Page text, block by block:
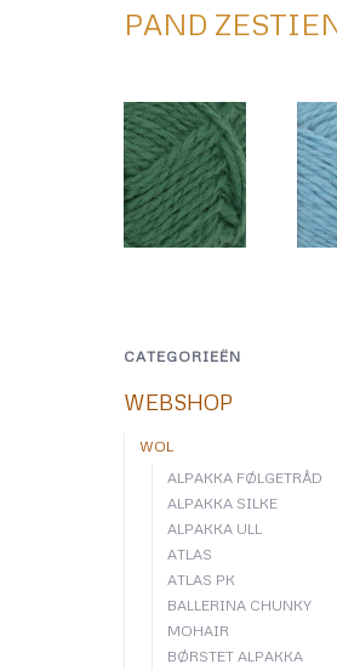
PAND
CATEGORIEËN
WEBSHOP
WOL
ALPAKKA FØLGETRÅD
ALPAKKA SILKE
ALPAKKA ULL
ATLAS
ATLAS PK
BALLERINA CHUNKY
MOHAIR
BØRSTET ALPAKKA